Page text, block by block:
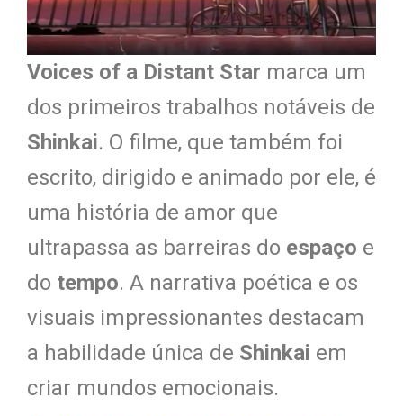
Voices of a Distant Star marca um
dos primeiros trabalhos notáveis de
Shinkai. O filme, que também foi
escrito, dirigido e animado por ele, é
uma história de amor que
ultrapassa as barreiras do espaço e
do tempo. A narrativa poética e os
visuais impressionantes destacam
a habilidade única de Shinkai em
criar mundos emocionais.